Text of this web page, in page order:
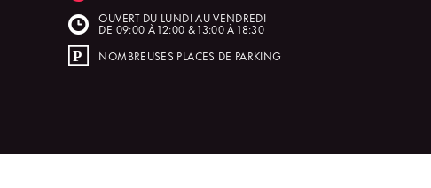
OUVERT DU LUNDI AU VENDREDI
DE 09:00 À 12:00 & 13:00 À 18:30
NOMBREUSES PLACES DE PARKING